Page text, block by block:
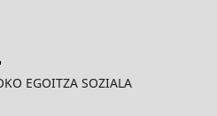
EGOITZA SOZIALA